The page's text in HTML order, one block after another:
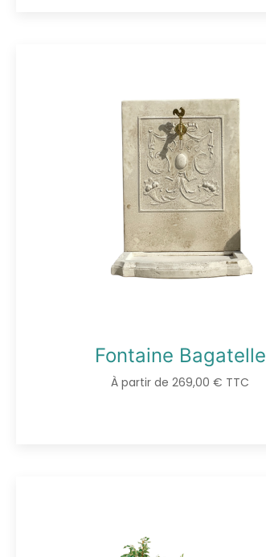
Fontaine Bagatelle
À partir de 269,00 € TTC